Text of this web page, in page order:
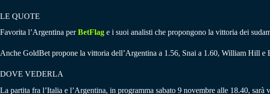
LE QUOTE
Favorita l’Argentina perBetFlag e i suoi analisti che propongono la vittoria dei
Anche GoldBet propone la vittoria dell’Argentina a 1.56, Snai a 1.60, William Hill e
DOVE VEDERLA
La partita fra l’Italia e l’Argentina, in programma sabato 9 novembre alle 18.40,